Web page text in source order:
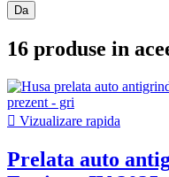
Da
16 produse in
 Vizualizare rapida
Prelata auto